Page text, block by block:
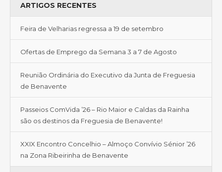
ARTIGOS RECENTES
Feira de Velharias regressa a 19 de setembro
Ofertas de Emprego da Semana 3 a 7 de Agosto
Reunião Ordinária do Executivo da Junta de Freguesia
de Benavente
Passeios ComVida ’26 – Rio Maior e Caldas da Rainha
são os destinos da Freguesia de Benavente!
XXIX Encontro Concelhio – Almoço Convívio Sénior ’26
na Zona Ribeirinha de Benavente